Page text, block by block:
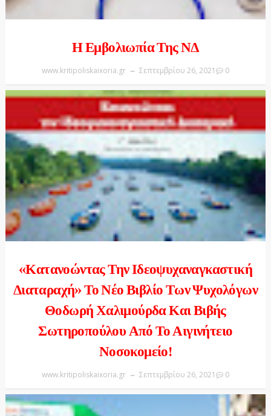
Η Εμβολιωπία Της ΝΔ
www.kritipoliskaixoria.gr Σεπτεμβρίου 26, 2021 0
«Κατανοώντας Την Ιδεοψυχαναγκαστική
Διαταραχή» Το Νέο Βιβλίο Των Ψυχολόγων
Θοδωρή Χαλιμούρδα Και Βιβής
Σωτηροπούλου Από Το Αιγινήτειο
Νοσοκομείο!
www.kritipoliskaixoria.gr Σεπτεμβρίου 26, 2021 0